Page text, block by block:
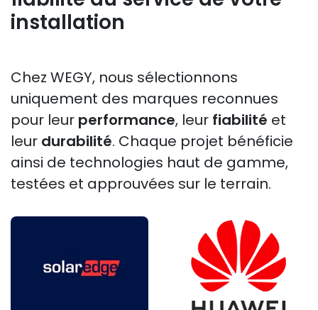
installation
Chez WEGY, nous sélectionnons
uniquement des marques reconnues
pour leur performance, leur fiabilité et
leur durabilité. Chaque projet bénéficie
ainsi de technologies haut de gamme,
testées et approuvées sur le terrain.